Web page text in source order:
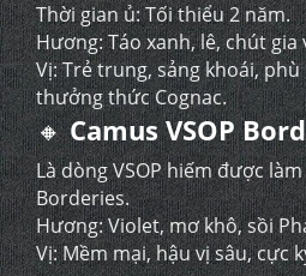
Thời gian ủ: Tối thiểu 2 năm.
Hương: Táo xanh, lê, chút gia
Vị: Trẻ trung, sảng khoái,
thưởng thức Cognac.
🔸Camus VSOP
Là dòng VSOP hiếm được
Borderies.
Hương: Violet, mơ khô, sồi
Vị: Mềm mại, hậu vị sâu, cực